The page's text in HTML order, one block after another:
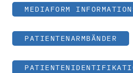
MEDIAFORM
PATIENTENARMBÄNDER